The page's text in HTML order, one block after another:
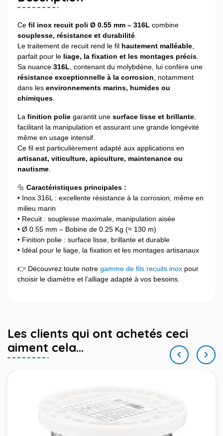
Ce fil inox recuit poli Ø 0.55 mm – 316L combine
souplesse, résistance et durabilité
Le traitement de recuit rend le fil hautement malléable
parfait pour le liage, la fixation et les montages précis
Sa nuance 316L , contenant du molybdène, lui confère une
résistance exceptionnelle à la corrosion , notamment
dans les environnements marins, humides ou
chimiques
La finition polie garantit une surface lisse et brillante
facilitant la manipulation et assurant une grande longévité
même en usage intensif.
Ce fil est particulièrement adapté aux applications en
artisanat, viticulture, apiculture, maintenance ou
nautisme
🔩 Caractéristiques principales :
• Inox 316L : excellente résistance à la corrosion, même en
milieu marin
• Recuit : souplesse maximale, manipulation aisée
• Ø 0.55 mm – Bobine de 0.25 Kg (≈ 130 m)
• Finition polie : surface lisse, brillante et durable
• Idéal pour le liage, la fixation et les montages artisanaux
👉 Découvrez toute notre gamme de fils recuits inox pour
choisir le diamètre et l’alliage adapté à vos besoins.
Les clients qui ont achetés ceci
aiment cela...
 